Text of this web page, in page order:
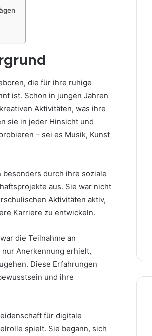
die für ihre ruhige
ist. Schon in jungen Jahren
Aktivitäten, was ihre
sie in jeder Hinsicht und
– sei es Musik, Kunst
durch ihre soziale
aus. Sie war nicht
Aktivitäten aktiv,
Karriere zu entwickeln.
die Teilnahme an
Anerkennung erhielt,
Diese Erfahrungen
und ihre
für digitale
spielt. Sie begann, sich